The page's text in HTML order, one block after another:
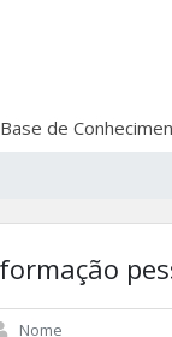
Base de